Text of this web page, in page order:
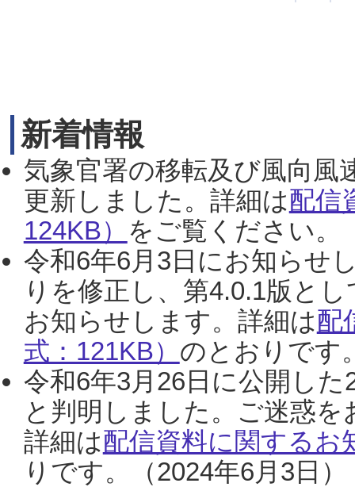
新着情報
気象官署の移転及び風向風
更新しました。詳細は配信
124KB） をご覧ください。
令和6年6月3日にお知らせ
りを修正し、第4.0.1版と
お知らせします。詳細は配
式：121KB） のとおりです
令和6年3月26日に公開し
と判明しました。ご迷惑
詳細は配信資料に関するお
りです。（2024年6月3日）